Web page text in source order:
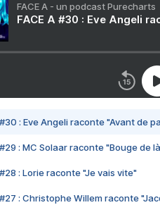
FACE A - un podcast Purecharts
FACE A #30 : Eve Angeli
#30 : Eve Angeli raconte "Avant de
#29 : MC Solaar raconte "Bouge de
#28 : Lorie raconte "Je vais vite"
#27 : Christophe Willem raconte